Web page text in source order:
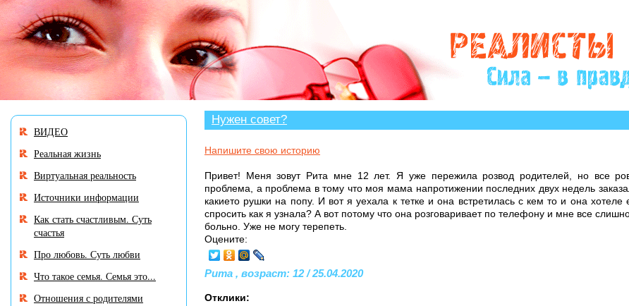
В разделе «Нужен совет?» много историй, авторы которых остро нуждаются в Вашем
Нужен совет?
Напишите свою историю
Привет! Меня зовут Рита мне 12 лет. Я уже пережила розвод родителей, но все
проблема, а проблема в тому что моя мама напротижении последних двух недель
какието рушки на попу. И вот я уехала к тетке и она встретилась с кем то и она
спросить как я узнала? А вот потому что она розговаривает по телефону и мне все
больно. Уже не могу терепеть.
Оцените:
Рита , возраст: 12 / 25.04.2020
Отклики:
ВИДЕО
Реальная жизнь
Виртуальная реальность
Источники информации
Как стать счастливым. Суть
счастья
Про любовь. Суть любви
Что такое семья. Семья это...
Отношения с родителями